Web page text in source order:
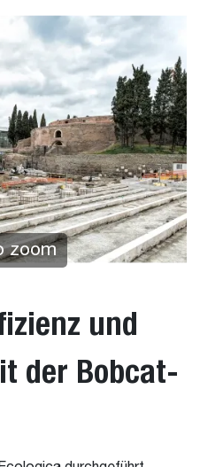
zoom
und
der Bobcat-